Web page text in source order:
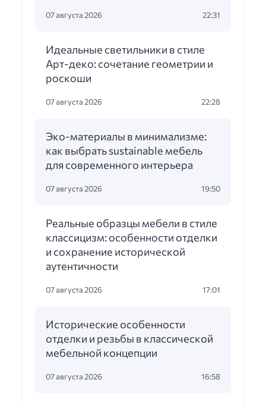
07 августа 2026 22:31
Идеальные светильники в стиле
Арт-деко: сочетание геометрии и
роскоши
07 августа 2026 22:28
Эко-материалы в минимализме:
как выбрать sustainable мебель
для современного интерьера
07 августа 2026 19:50
Реальные образцы мебели в стиле
классицизм: особенности отделки
и сохранение исторической
аутентичности
07 августа 2026 17:01
Исторические особенности
отделки и резьбы в классической
мебельной концепции
07 августа 2026 16:58